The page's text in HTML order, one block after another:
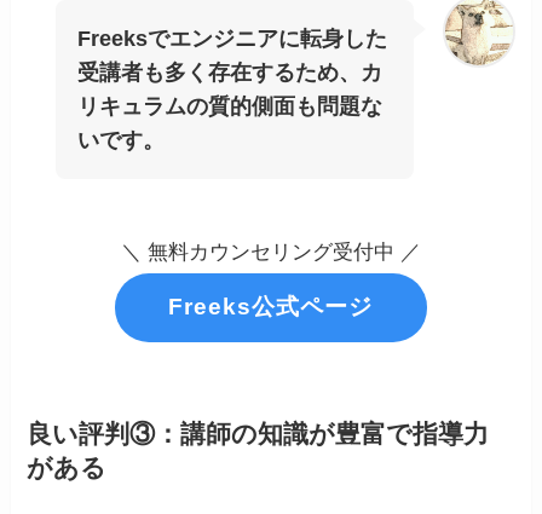
Freeksでエンジニアに転身した
受講者も多く存在するため、カ
リキュラムの質的側面も問題な
いです。
＼ 無料カウンセリング受付中 ／
Freeks公式ページ
良い評判③：講師の知識が豊富で指導力
がある